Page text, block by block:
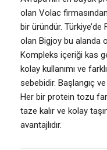
olan Volac
bir üründür. Türkiye’de
olan Bigjoy bu alanda
Kompleks içeriği kas
kolay kullanımı ve
sebebidir. Başlangıç
Her bir protein tozu
taze kalır ve kolay
avantajlıdır.